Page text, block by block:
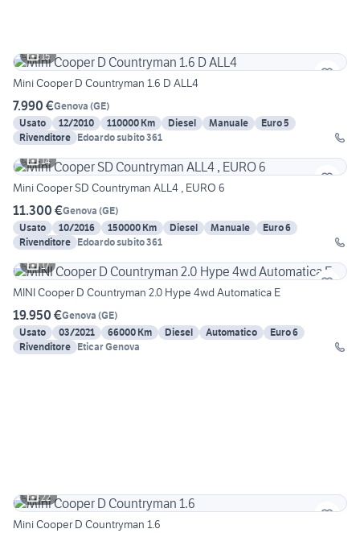
15
Mini Cooper D Countryman 1.6 D ALL4
7.990 €Genova (GE)
Usato
12/2010 110000 Km Diesel Manuale
Euro 5
Rivenditore Edoardo subito 361
14
Mini Cooper SD Countryman ALL4 , EURO 6
11.300 €Genova (GE)
Usato
10/2016 150000 Km Diesel Manuale
Euro 6
Rivenditore Edoardo subito 361
17
MINI Cooper D Countryman 2.0 Hype 4wd Automatica E
19.950 €Genova (GE)
Usato
03/2021 66000 Km Diesel Automatico
Euro 6
Rivenditore Eticar Genova
22
Mini Cooper D Countryman 1.6